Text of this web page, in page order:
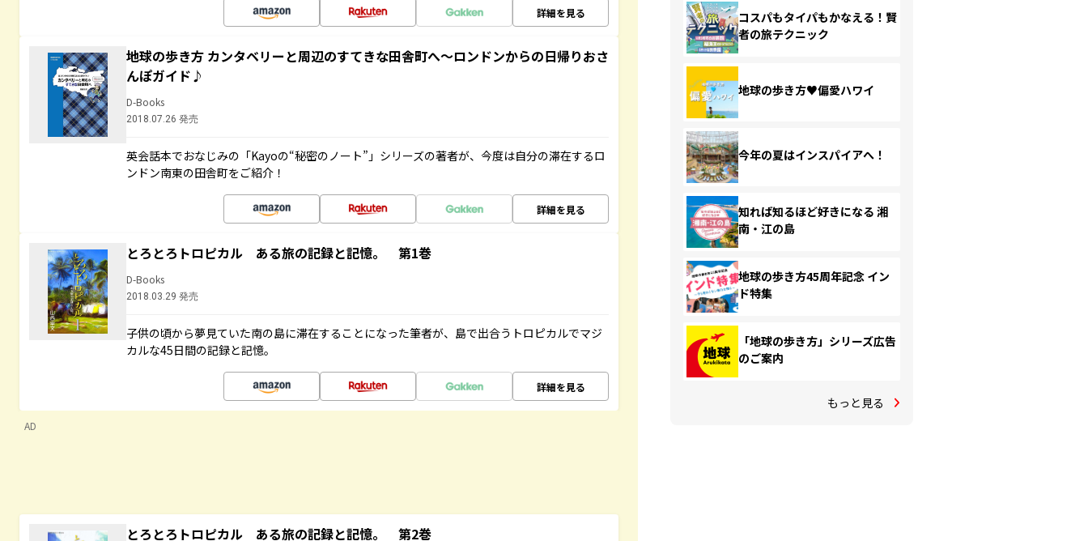
詳細を見る
地球の歩き方 カンタベリーと周辺のすてきな田舎町へ～ロンドンからの日帰りおさ
んぽガイド♪
D-Books
2018.07.26 発売
英会話本でおなじみの「Kayoの“秘密のノート”」シリーズの著者が、今度は自分の滞在するロ
ンドン南東の田舎町をご紹介！
詳細を見る
とろとろトロピカル ある旅の記録と記憶。 第1巻
D-Books
2018.03.29 発売
子供の頃から夢見ていた南の島に滞在することになった筆者が、島で出合うトロピカルでマジ
カルな45日間の記録と記憶。
詳細を見る
AD
とろとろトロピカル ある旅の記録と記憶。 第2巻
コスパもタイパもかなえる！賢
者の旅テクニック
地球の歩き方♥偏愛ハワイ
今年の夏はインスパイアへ！
知れば知るほど好きになる 湘
南・江の島
地球の歩き方45周年記念 イン
ド特集
「地球の歩き方」シリーズ広告
のご案内
もっと見る